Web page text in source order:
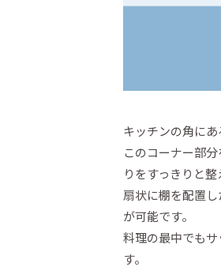
キッチンの角に
このコーナー部
りをすっきりと整
扇状に棚を配置
が可能です。
料理の最中でも
す。